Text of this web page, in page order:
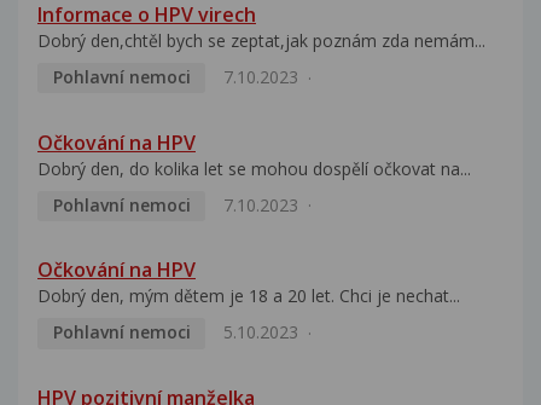
Informace o HPV virech
Dobrý den,chtěl bych se zeptat,jak poznám zda nemám...
Pohlavní nemoci
7.10.2023
Očkování na HPV
Dobrý den, do kolika let se mohou dospělí očkovat na...
Pohlavní nemoci
7.10.2023
Očkování na HPV
Dobrý den, mým dětem je 18 a 20 let. Chci je nechat...
Pohlavní nemoci
5.10.2023
HPV pozitivní manželka